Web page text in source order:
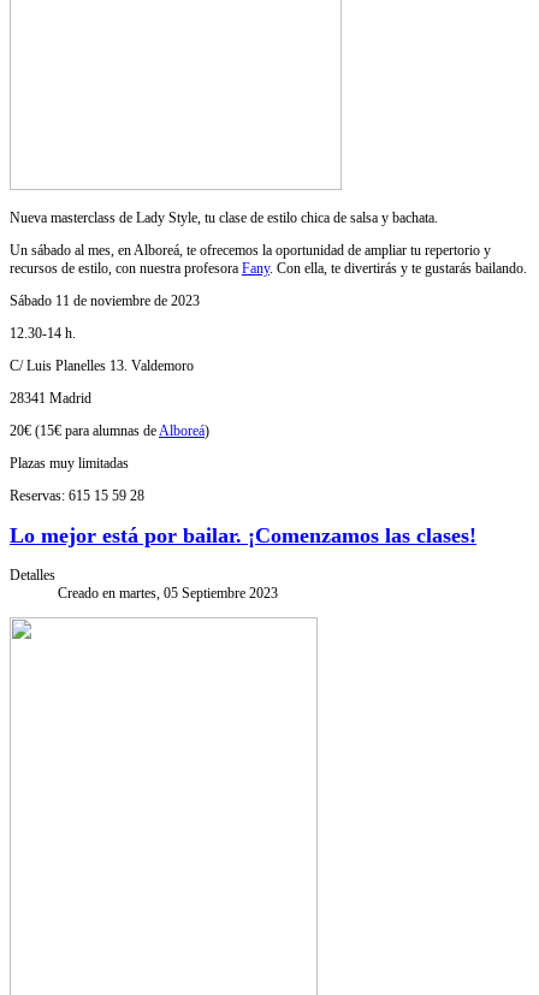
Nueva masterclass de Lady Style, tu clase de estilo chica de salsa y bachata.
Un sábado al mes, en Alboreá, te ofrecemos la oportunidad de ampliar tu repertorio y
recursos de estilo, con nuestra profesora Fany. Con ella, te divertirás y te gustarás bailando.
Sábado 11 de noviembre de 2023
12.30-14 h.
C/ Luis Planelles 13. Valdemoro
28341 Madrid
20€ (15€ para alumnas deAlboreá)
Plazas muy limitadas
Reservas: 615 15 59 28
Lo mejor está por bailar. ¡Comenzamos las clases!
Detalles
Creado en martes, 05 Septiembre 2023